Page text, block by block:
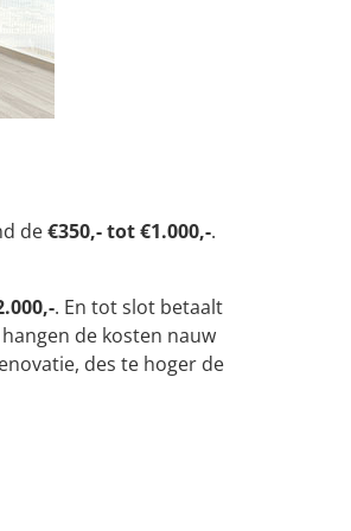
de€350,- tot €1.000,-.
. En tot slot betaalt
de kosten nauw
des te hoger de